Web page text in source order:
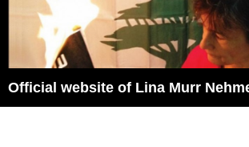
Official website of Lina Murr